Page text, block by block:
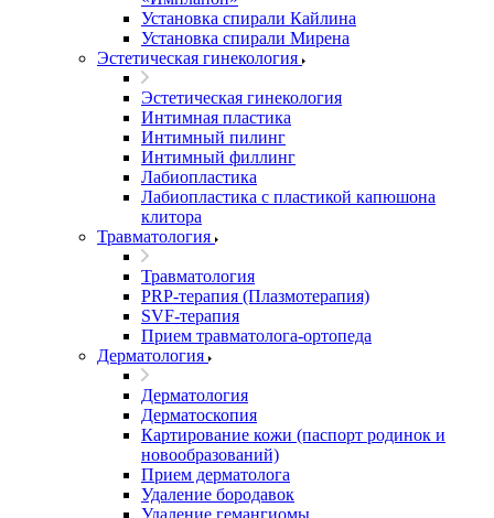
Установка спирали Кайлина
Установка спирали Мирена
Эстетическая гинекология
Эстетическая гинекология
Интимная пластика
Интимный пилинг
Интимный филлинг
Лабиопластика
Лабиопластика с пластикой капюшона
клитора
Травматология
Травматология
PRP-терапия (Плазмотерапия)
SVF-терапия
Прием травматолога-ортопеда
Дерматология
Дерматология
Дерматоскопия
Картирование кожи (паспорт родинок и
новообразований)
Прием дерматолога
Удаление бородавок
Удаление гемангиомы